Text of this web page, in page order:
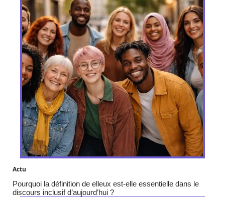
Actu
Pourquoi la définition de elleux est-elle essentielle dans le
discours inclusif d’aujourd’hui ?